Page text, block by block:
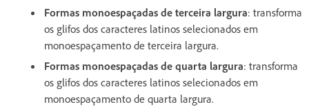
Formas monoespaçadas de terceira largura: transforma
os glifos dos caracteres latinos selecionados em
monoespaçamento de terceira largura.
Formas monoespaçadas de quarta largura: transforma
os glifos dos caracteres latinos selecionados em
monoespaçamento de quarta largura.